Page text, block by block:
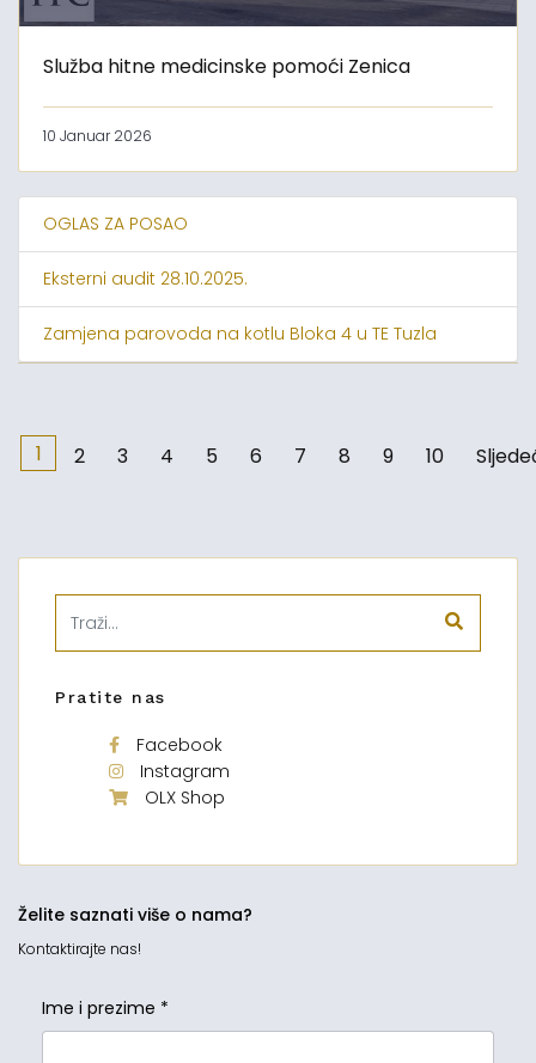
Služba hitne medicinske pomoći Zenica
10 Januar 2026
OGLAS ZA POSAO
Eksterni audit 28.10.2025.
Zamjena parovoda na kotlu Bloka 4 u TE Tuzla
1 2 3 4 5 6 7 8 9 10
Pratite nas
Facebook
Instagram
OLX Shop
Želite saznati više o nama?
Kontaktirajte nas!
Ime i prezime *